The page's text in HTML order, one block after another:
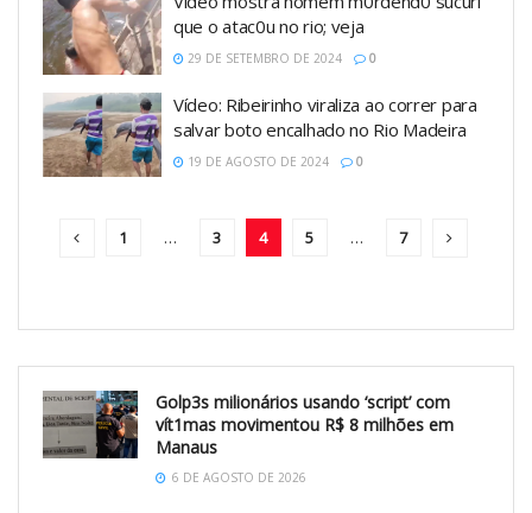
que o atac0u no rio; veja
29 DE SETEMBRO DE 2024 0
Vídeo: Ribeirinho viraliza ao correr para
salvar boto encalhado no Rio Madeira
19 DE AGOSTO DE 2024 0
1 … 3 4 5 … 7
Golp3s milionários usando ‘script’ com
vít1mas movimentou R$ 8 milhões em
Manaus
6 DE AGOSTO DE 2026